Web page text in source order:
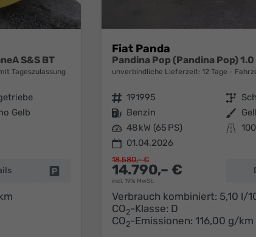
S&S BT
Tageszulassung
Gelb
Fahrzeug parken
Fiat Panda
unverbindliche Lieferzeit: 12 Tage
Fahrzeugnr. 191995 Getriebe
Kraftstoff Benzin Außenfarbe
Leistung 48 kW (65 PS) Kilometerstand
01.04.2026
14.790,– €
incl. 19% MwSt.
18.580,– €
Verbrauch kombiniert: 5,10 l/
CO2-Klasse: D
CO2-Emissionen: 116,00 g/km